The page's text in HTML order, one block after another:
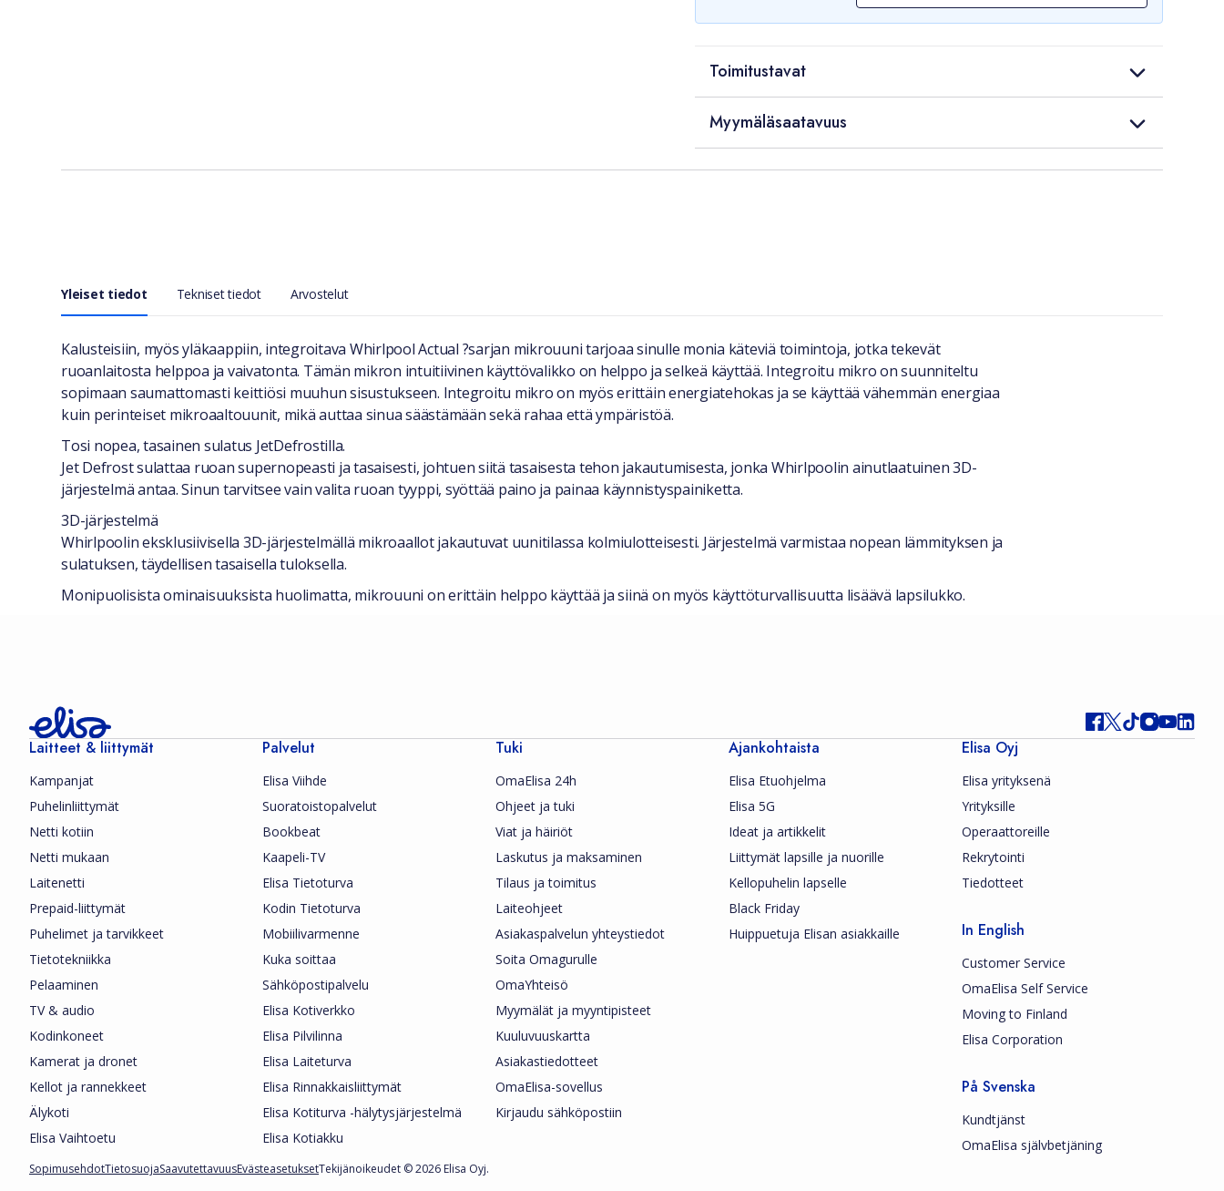
Toimitustavat
Myymäläsaatavuus
Yleiset tiedot Tekniset tiedot Arvostelut
Yleiset tiedot
Kalusteisiin, myös yläkaappiin, integroitava Whirlpool Actual ?sarjan mikrouuni tarjoaa sinulle monia käteviä toimintoja, jotka tekevät
ruoanlaitosta helppoa ja vaivatonta. Tämän mikron intuitiivinen käyttövalikko on helppo ja selkeä käyttää. Integroitu mikro on suunniteltu
sopimaan saumattomasti keittiösi muuhun sisustukseen. Integroitu mikro on myös erittäin energiatehokas ja se käyttää vähemmän energiaa
kuin perinteiset mikroaaltouunit, mikä auttaa sinua säästämään sekä rahaa että ympäristöä.
Tosi nopea, tasainen sulatus JetDefrostilla.
Jet Defrost sulattaa ruoan supernopeasti ja tasaisesti, johtuen siitä tasaisesta tehon jakautumisesta, jonka Whirlpoolin ainutlaatuinen 3D-
järjestelmä antaa. Sinun tarvitsee vain valita ruoan tyyppi, syöttää paino ja painaa käynnistyspainiketta.
3D-järjestelmä
Whirlpoolin eksklusiivisella 3D-järjestelmällä mikroaallot jakautuvat uunitilassa kolmiulotteisesti. Järjestelmä varmistaa nopean lämmityksen ja
sulatuksen, täydellisen tasaisella tuloksella.
Monipuolisista ominaisuuksista huolimatta, mikrouuni on erittäin helppo käyttää ja siinä on myös käyttöturvallisuutta lisäävä lapsilukko.
Laitteet & liittymät
Kampanjat
Puhelinliittymät
Netti kotiin
Netti mukaan
Laitenetti
Prepaid-liittymät
Puhelimet ja tarvikkeet
Tietotekniikka
Pelaaminen
TV & audio
Kodinkoneet
Kamerat ja dronet
Kellot ja rannekkeet
Älykoti
Elisa Vaihtoetu
Palvelut
Elisa Viihde
Suoratoistopalvelut
Bookbeat
Kaapeli-TV
Elisa Tietoturva
Kodin Tietoturva
Mobiilivarmenne
Kuka soittaa
Sähköpostipalvelu
Elisa Kotiverkko
Elisa Pilvilinna
Elisa Laiteturva
Elisa Rinnakkaisliittymät
Elisa Kotiturva -hälytysjärjestelmä
Elisa Kotiakku
Tuki
OmaElisa 24h
Ohjeet ja tuki
Viat ja häiriöt
Laskutus ja maksaminen
Tilaus ja toimitus
Laiteohjeet
Asiakaspalvelun yhteystiedot
Soita Omagurulle
OmaYhteisö
Myymälät ja myyntipisteet
Kuuluvuuskartta
Asiakastiedotteet
OmaElisa-sovellus
Kirjaudu sähköpostiin
Ajankohtaista
Elisa Etuohjelma
Elisa 5G
Ideat ja artikkelit
Liittymät lapsille ja nuorille
Kellopuhelin lapselle
Black Friday
Huippuetuja Elisan asiakkaille
Elisa Oyj
Elisa yrityksenä
Yrityksille
Operaattoreille
Rekrytointi
Tiedotteet
In English
Customer Service
OmaElisa Self Service
Moving to Finland
Elisa Corporation
På Svenska
Kundtjänst
OmaElisa självbetjäning
SopimusehdotTietosuojaSaavutettavuusEvästeasetuksetTekijänoikeudet © 2026 Elisa Oyj.